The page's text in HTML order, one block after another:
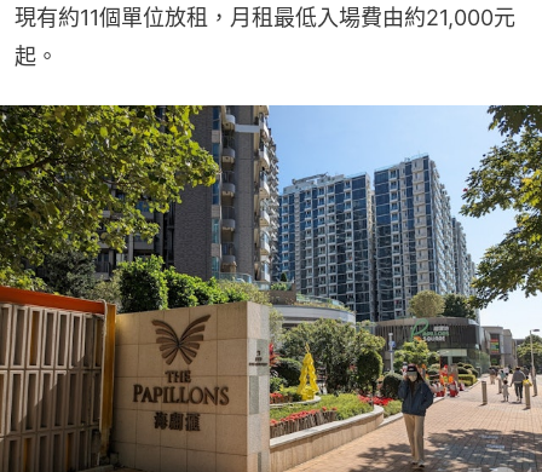
現有約11個單位放租，月租最低入場費由約21,000元
起。